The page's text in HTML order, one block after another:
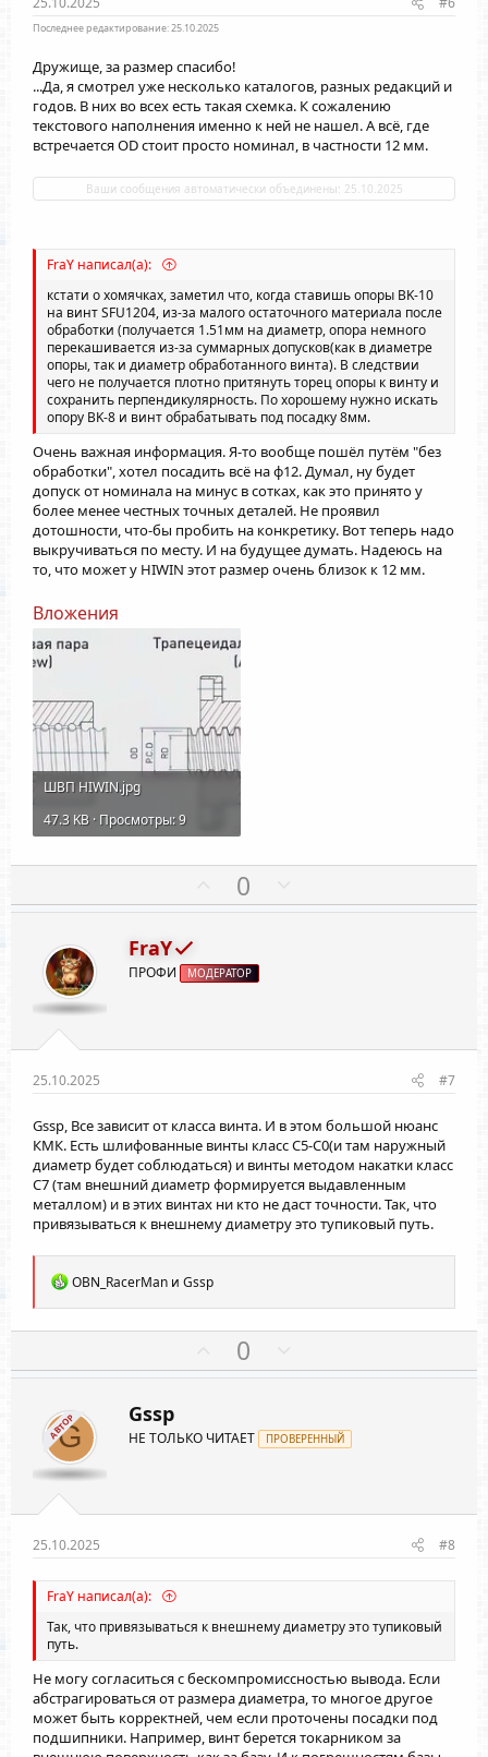
й
г
о
л
о
с
о
л
о
с
Последнее редактирование:25.10.2025
Дружище, за размер спасибо!
...Да, я смотрел уже несколько каталогов, разных редакций и
годов. В них во всех есть такая схемка. К сожалению
текстового наполнения именно к ней не нашел. А всё, где
встречается OD стоит просто номинал, в частности 12 мм.
Ваши сообщения автоматически объединены: 25.10.2025
FraY написал(а):
кстати о хомячках, заметил что, когда ставишь опоры BK-10
на винт SFU1204, из-за малого остаточного материала после
обработки (получается 1.51мм на диаметр, опора немного
перекашивается из-за суммарных допусков(как в диаметре
опоры, так и диаметр обработанного винта). В следствии
чего не получается плотно притянуть торец опоры к винту и
сохранить перпендикулярность. По хорошему нужно искать
опору BK-8 и винт обрабатывать под посадку 8мм.
Очень важная информация. Я-то вообще пошёл путём "без
обработки", хотел посадить всё на ф12. Думал, ну будет
допуск от номинала на минус в сотках, как это принято у
более менее честных точных деталей. Не проявил
дотошности, что-бы пробить на конкретику. Вот теперь надо
выкручиваться по месту. И на будущее думать. Надеюсь на
то, что может у HIWIN этот размер очень близок к 12 мм.
Вложения
ШВП HIWIN.jpg
47.3 KB · Просмотры: 9
о
и
т
н
г
о
л
о
с
0
е
н
г
о
л
о
с
FraY
ПРОФИ МОДЕРАТОР
25.10.2025 #7
Gssp, Все зависит от класса винта. И в этом большой нюанс
КМК. Есть шлифованные винты класс С5-С0(и там наружный
диаметр будет соблюдаться) и винты методом накатки класс
С7 (там внешний диаметр формируется выдавленным
металлом) и в этих винтах ни кто не даст точности. Так, что
привязываться к внешнему диаметру это тупиковый путь.
Р
а
к
и
OBN_RacerMan и Gssp
о
и
т
н
о
о
с
0
е
а
т
н
о
о
с
АВТОР
G
Gssp
НЕ ТОЛЬКО ЧИТАЕТ ПРОВЕРЕННЫЙ
25.10.2025 #8
FraY написал(а):
Так, что привязываться к внешнему диаметру это тупиковый
путь.
Не могу согласиться с бескомпромиссностью вывода. Если
абстрагироваться от размера диаметра, то многое другое
может быть корректней, чем если проточены посадки под
подшипники. Например, винт берется токарником за